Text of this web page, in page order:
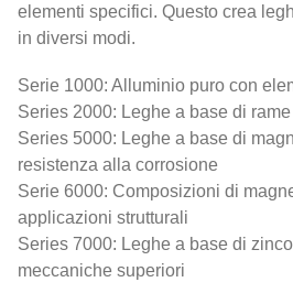
elementi specifici. Questo crea
in diversi modi.
Serie 1000: Alluminio puro con
Series 2000: Leghe a base di
Series 5000: Leghe a base di
resistenza alla corrosione
Serie 6000: Composizioni di
applicazioni strutturali
Series 7000: Leghe a base di
meccaniche superiori